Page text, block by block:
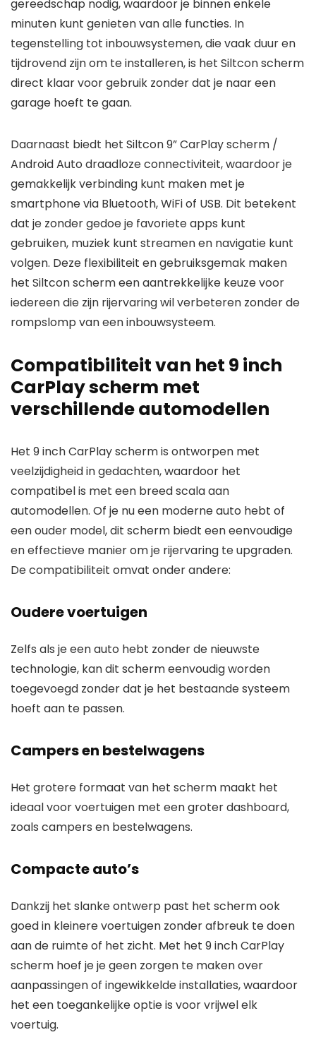
gereedschap nodig, waardoor je binnen enkele
minuten kunt genieten van alle functies. In
tegenstelling tot inbouwsystemen, die vaak duur en
tijdrovend zijn om te installeren, is het Siltcon scherm
direct klaar voor gebruik zonder dat je naar een
garage hoeft te gaan.
Daarnaast biedt het Siltcon 9” CarPlay scherm /
Android Auto draadloze connectiviteit, waardoor je
gemakkelijk verbinding kunt maken met je
smartphone via Bluetooth, WiFi of USB. Dit betekent
dat je zonder gedoe je favoriete apps kunt
gebruiken, muziek kunt streamen en navigatie kunt
volgen. Deze flexibiliteit en gebruiksgemak maken
het Siltcon scherm een aantrekkelijke keuze voor
iedereen die zijn rijervaring wil verbeteren zonder de
rompslomp van een inbouwsysteem.
Compatibiliteit van het 9 inch
CarPlay scherm met
verschillende automodellen
Het 9 inch CarPlay scherm is ontworpen met
veelzijdigheid in gedachten, waardoor het
compatibel is met een breed scala aan
automodellen. Of je nu een moderne auto hebt of
een ouder model, dit scherm biedt een eenvoudige
en effectieve manier om je rijervaring te upgraden.
De compatibiliteit omvat onder andere:
Oudere voertuigen
Zelfs als je een auto hebt zonder de nieuwste
technologie, kan dit scherm eenvoudig worden
toegevoegd zonder dat je het bestaande systeem
hoeft aan te passen.
Campers en bestelwagens
Het grotere formaat van het scherm maakt het
ideaal voor voertuigen met een groter dashboard,
zoals campers en bestelwagens.
Compacte auto’s
Dankzij het slanke ontwerp past het scherm ook
goed in kleinere voertuigen zonder afbreuk te doen
aan de ruimte of het zicht. Met het 9 inch CarPlay
scherm hoef je je geen zorgen te maken over
aanpassingen of ingewikkelde installaties, waardoor
het een toegankelijke optie is voor vrijwel elk
voertuig.